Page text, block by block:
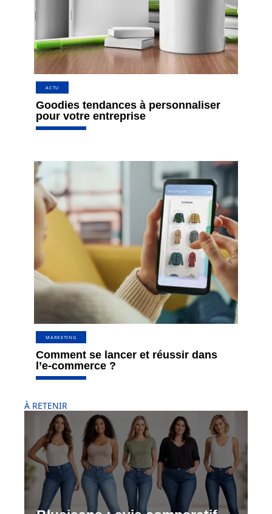
ACTU
Goodies tendances à personnaliser
pour votre entreprise
MARKETING
Comment se lancer et réussir dans
l’e-commerce ?
À RETENIR